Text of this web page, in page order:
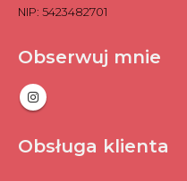
NIP: 5423482701
Obserwuj mnie
Obsługa klienta